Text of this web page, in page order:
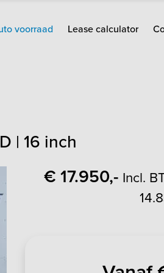
voorraad Lease calculator
| 16 inch
€ 17.950,- Incl.